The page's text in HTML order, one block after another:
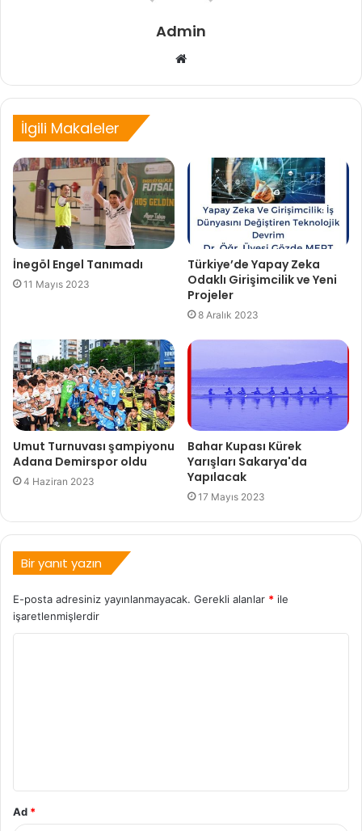
Admin
Web
İlgili Makaleler
İnegöl Engel Tanımadı
11 Mayıs 2023
Türkiye’de Yapay Zeka
Odaklı Girişimcilik ve Yeni
Projeler
8 Aralık 2023
Umut Turnuvası şampiyonu
Adana Demirspor oldu
4 Haziran 2023
Bahar Kupası Kürek
Yarışları Sakarya'da
Yapılacak
17 Mayıs 2023
Bir yanıt yazın
E-posta adresiniz yayınlanmayacak. Gerekli alanlar * ile
işaretlenmişlerdir
Ad *